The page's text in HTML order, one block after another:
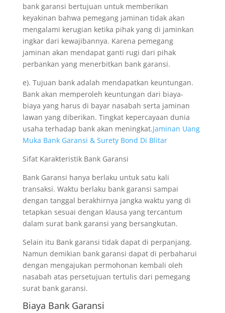
bank garansi bertujuan untuk memberikan
keyakinan bahwa pemegang jaminan tidak akan
mengalami kerugian ketika pihak yang di jaminkan
ingkar dari kewajibannya. Karena pemegang
jaminan akan mendapat ganti rugi dari pihak
perbankan yang menerbitkan bank garansi.
e). Tujuan bank adalah mendapatkan keuntungan.
Bank akan memperoleh keuntungan dari biaya-
biaya yang harus di bayar nasabah serta jaminan
lawan yang diberikan. Tingkat kepercayaan dunia
usaha terhadap bank akan meningkat.Jaminan Uang
Muka Bank Garansi & Surety Bond Di Blitar
Sifat Karakteristik Bank Garansi
Bank Garansi hanya berlaku untuk satu kali
transaksi. Waktu berlaku bank garansi sampai
dengan tanggal berakhirnya jangka waktu yang di
tetapkan sesuai dengan klausa yang tercantum
dalam surat bank garansi yang bersangkutan.
Selain itu Bank garansi tidak dapat di perpanjang.
Namun demikian bank garansi dapat di perbaharui
dengan mengajukan permohonan kembali oleh
nasabah atas persetujuan tertulis dari pemegang
surat bank garansi.
Biaya Bank Garansi